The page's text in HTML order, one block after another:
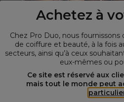
Achetez à
Chez Pro Duo, nous fournissons
de coiffure et beauté, à la fois
secteurs, ainsi qu’à ceux
eux-mêmes ou
Ce site est réservé aux
mais tout le monde peut
Spécialiste de la coiffure et de la
large sélection de produits